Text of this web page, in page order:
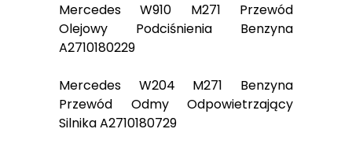
Mercedes W910 M271 Przewód
Olejowy Podciśnienia Benzyna
A2710180229
Mercedes W204 M271 Benzyna
Przewód Odmy Odpowietrzający
Silnika A2710180729